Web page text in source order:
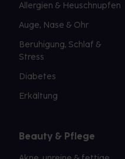
Allergien & Heuschnupfen
Auge, Nase & Ohr
Beruhigung, Schlaf &
Stress
Diabetes
Erkältung
Beauty & Pflege